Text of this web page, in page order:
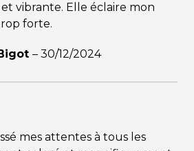
vibrante. Elle éclaire mon
forte.
– 30/12/2024
mes attentes à tous les